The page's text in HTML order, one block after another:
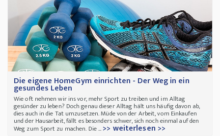
Die eigene HomeGym einrichten - Der Weg in ein
gesundes Leben
Wie oft nehmen wir ins vor, mehr Sport zu treiben und im Alltag
gesünder zu leben? Doch genau dieser Alltag hält uns häufig davon ab,
dies auch in die Tat umzusetzen. Müde von der Arbeit, vom Einkaufen
und der Hausarbeit, fällt es besonders schwer, sich noch einmal auf den
Weg zum Sport zu machen. Die ...>> weiterlesen >>